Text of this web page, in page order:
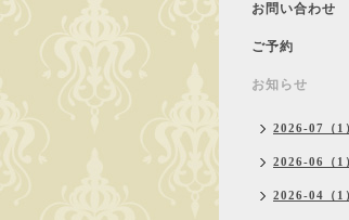
お問い合わせ
ご予約
お知らせ
2026-07（1
2026-06（1
2026-04（1